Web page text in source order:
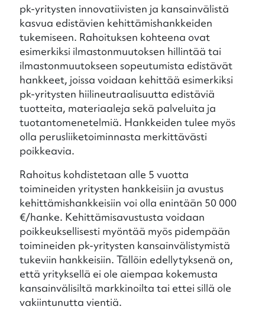
pk-yritysten innovatiivisten ja kansainvälistä
kasvua edistävien kehittämishankkeiden
tukemiseen. Rahoituksen kohteena ovat
esimerkiksi ilmastonmuutoksen hillintää tai
ilmastonmuutokseen sopeutumista edistävät
hankkeet, joissa voidaan kehittää esimerkiksi
pk-yritysten hiilineutraalisuutta edistäviä
tuotteita, materiaaleja sekä palveluita ja
tuotantomenetelmiä. Hankkeiden tulee myös
olla perusliiketoiminnasta merkittävästi
poikkeavia.
Rahoitus kohdistetaan alle 5 vuotta
toimineiden yritysten hankkeisiin ja avustus
kehittämishankkeisiin voi olla enintään 50 000
€/hanke. Kehittämisavustusta voidaan
poikkeuksellisesti myöntää myös pidempään
toimineiden pk-yritysten kansainvälistymistä
tukeviin hankkeisiin. Tällöin edellytyksenä on,
että yrityksellä ei ole aiempaa kokemusta
kansainvälisiltä markkinoilta tai ettei sillä ole
vakiintunutta vientiä.